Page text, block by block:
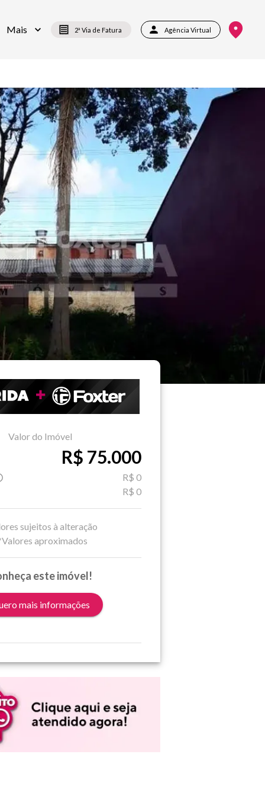
Mais 2ª Via de Fatura Agência Virtual
Valor do Imóvel
R$ 75.000
R$ 0
R$ 0
sujeitos à alteração
aproximados
este imóvel!
mais informações